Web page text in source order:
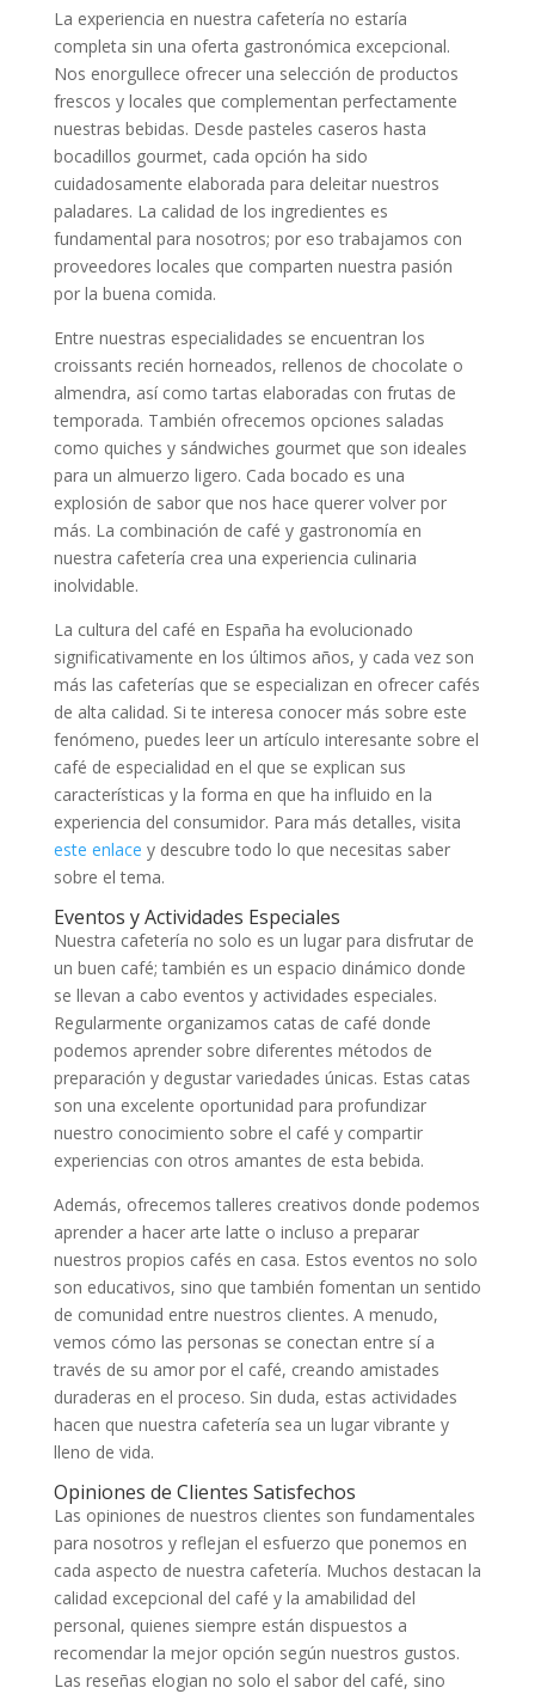
La experiencia en nuestra cafetería no estaría
completa sin una oferta gastronómica excepcional.
Nos enorgullece ofrecer una selección de productos
frescos y locales que complementan perfectamente
nuestras bebidas. Desde pasteles caseros hasta
bocadillos gourmet, cada opción ha sido
cuidadosamente elaborada para deleitar nuestros
paladares. La calidad de los ingredientes es
fundamental para nosotros; por eso trabajamos con
proveedores locales que comparten nuestra pasión
por la buena comida.
Entre nuestras especialidades se encuentran los
croissants recién horneados, rellenos de chocolate o
almendra, así como tartas elaboradas con frutas de
temporada. También ofrecemos opciones saladas
como quiches y sándwiches gourmet que son ideales
para un almuerzo ligero. Cada bocado es una
explosión de sabor que nos hace querer volver por
más. La combinación de café y gastronomía en
nuestra cafetería crea una experiencia culinaria
inolvidable.
La cultura del café en España ha evolucionado
significativamente en los últimos años, y cada vez son
más las cafeterías que se especializan en ofrecer cafés
de alta calidad. Si te interesa conocer más sobre este
fenómeno, puedes leer un artículo interesante sobre el
café de especialidad en el que se explican sus
características y la forma en que ha influido en la
experiencia del consumidor. Para más detalles, visita
este enlace y descubre todo lo que necesitas saber
sobre el tema.
Eventos y Actividades Especiales
Nuestra cafetería no solo es un lugar para disfrutar de
un buen café; también es un espacio dinámico donde
se llevan a cabo eventos y actividades especiales.
Regularmente organizamos catas de café donde
podemos aprender sobre diferentes métodos de
preparación y degustar variedades únicas. Estas catas
son una excelente oportunidad para profundizar
nuestro conocimiento sobre el café y compartir
experiencias con otros amantes de esta bebida.
Además, ofrecemos talleres creativos donde podemos
aprender a hacer arte latte o incluso a preparar
nuestros propios cafés en casa. Estos eventos no solo
son educativos, sino que también fomentan un sentido
de comunidad entre nuestros clientes. A menudo,
vemos cómo las personas se conectan entre sí a
través de su amor por el café, creando amistades
duraderas en el proceso. Sin duda, estas actividades
hacen que nuestra cafetería sea un lugar vibrante y
lleno de vida.
Opiniones de Clientes Satisfechos
Las opiniones de nuestros clientes son fundamentales
para nosotros y reflejan el esfuerzo que ponemos en
cada aspecto de nuestra cafetería. Muchos destacan la
calidad excepcional del café y la amabilidad del
personal, quienes siempre están dispuestos a
recomendar la mejor opción según nuestros gustos.
Las reseñas elogian no solo el sabor del café, sino